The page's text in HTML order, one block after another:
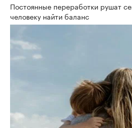
Постоянные переработки рушат
человеку найти баланс